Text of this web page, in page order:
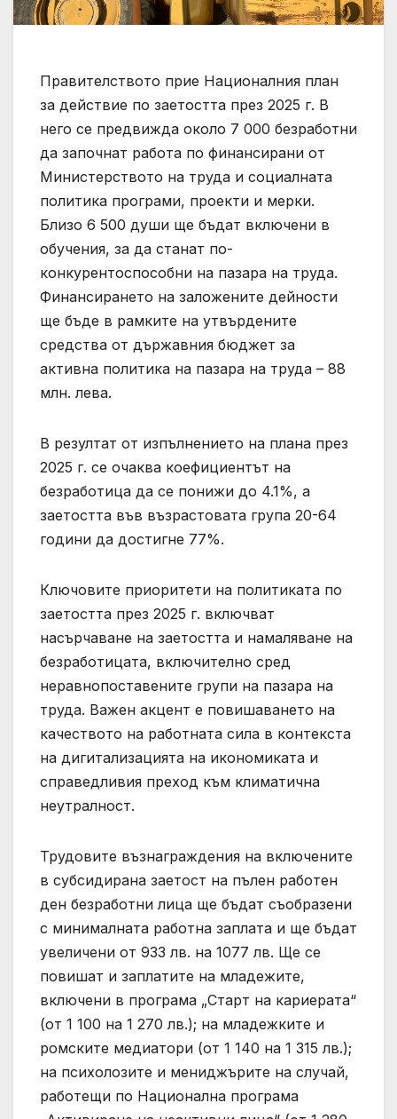
Правителството прие Националния план
за действие по заетостта през 2025 г. В
него се предвижда около 7 000 безработни
да започнат работа по финансирани от
Министерството на труда и социалната
политика програми, проекти и мерки.
Близо 6 500 души ще бъдат включени в
обучения, за да станат по-
конкурентоспособни на пазара на труда.
Финансирането на заложените дейности
ще бъде в рамките на утвърдените
средства от държавния бюджет за
активна политика на пазара на труда – 88
млн. лева.
В резултат от изпълнението на плана през
2025 г. се очаква коефициентът на
безработица да се понижи до 4.1%, а
заетостта във възрастовата група 20-64
години да достигне 77%.
Ключовите приоритети на политиката по
заетостта през 2025 г. включват
насърчаване на заетостта и намаляване на
безработицата, включително сред
неравнопоставените групи на пазара на
труда. Важен акцент е повишаването на
качеството на работната сила в контекста
на дигитализацията на икономиката и
справедливия преход към климатична
неутралност.
Трудовите възнаграждения на включените
в субсидирана заетост на пълен работен
ден безработни лица ще бъдат съобразени
с минималната работна заплата и ще бъдат
увеличени от 933 лв. на 1077 лв. Ще се
повишат и заплатите на младежите,
включени в програма „Старт на кариерата“
(от 1 100 на 1 270 лв.); на младежките и
ромските медиатори (от 1 140 на 1 315 лв.);
на психолозите и мениджърите на случай,
работещи по Национална програма